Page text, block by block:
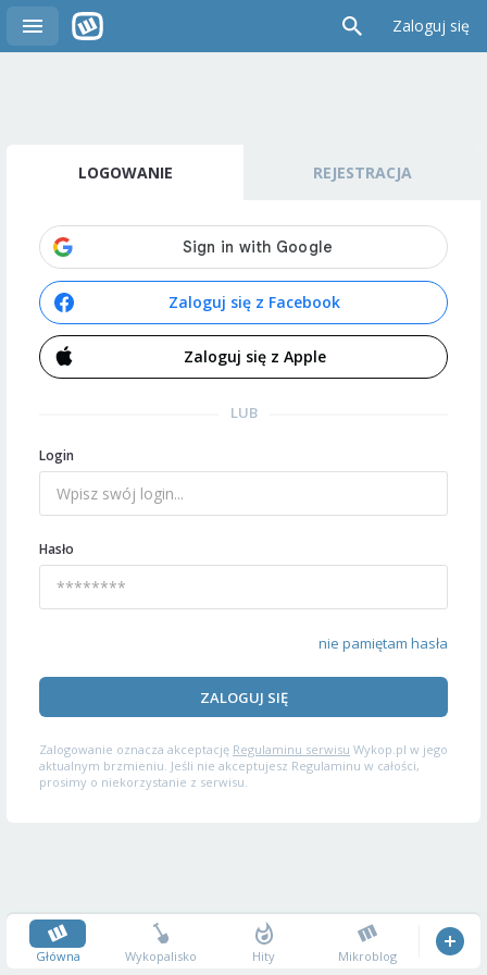
Zaloguj się
LOGOWANIE REJESTRACJA
Zaloguj się z Facebook
Zaloguj się z Apple
LUB
Login
Hasło
nie pamiętam hasła
ZALOGUJ SIĘ
Zalogowanie oznacza akceptację Regulaminu serwisu Wykop.pl w jego
aktualnym brzmieniu. Jeśli nie akceptujesz Regulaminu w całości,
prosimy o niekorzystanie z serwisu.
Główna Wykopalisko Hity Mikroblog